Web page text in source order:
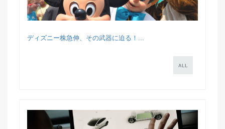
ディズニー株急伸、その武器に迫る！...
ALL